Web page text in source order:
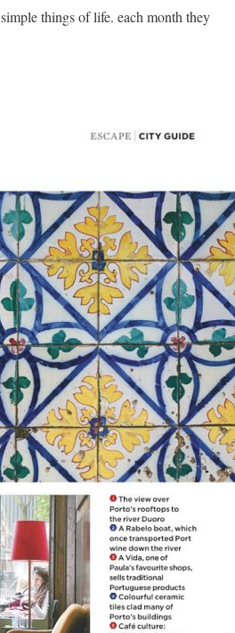
things of life. each month they